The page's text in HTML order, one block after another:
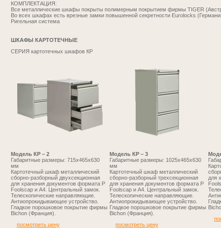
КОМПЛЕКТАЦИЯ:
Все металлические шкафы покрыты полимерным покрытием фирмы TIGER
Во всех шкафах есть врезные замки повышенной секретности Eurolocks
Ригельная система
ШКАФЫ КАРТОТЕЧНЫЕ
CЕРИЯ картотечных шкафов КР
Модель КР – 2
Габаритные размеры: 715х465х630
мм
Картотечный шкаф металлический
сборно-разборный двухсекционная
для хранения документов формата P
Foolscap и А4. Центральный замок.
Телескопические направляющие.
Антиопрокидывающее устройство.
Гладкое порошковое покрытие фирмы
Bichon (Франция).
посмотреть цену
Модель КР – 3
Габаритные размеры: 1025х465х630
мм
Картотечный шкаф металлический
сборно-разборный трехсекционная
для хранения документов формата P
Foolscap и А4. Центральный замок.
Телескопические направляющие.
Антиопрокидывающее устройство.
Гладкое порошковое покрытие фирмы
Bichon (Франция).
посмотреть цену
для